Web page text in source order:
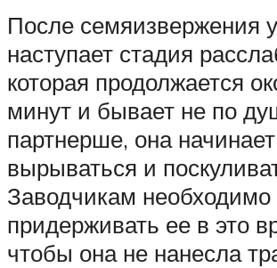
После семяизвержения
наступает стадия
которая продолжается
минут и бывает не по
партнерше, она начинает
вырываться и
Заводчикам необходимо
придерживать ее в это
чтобы она не нанесла